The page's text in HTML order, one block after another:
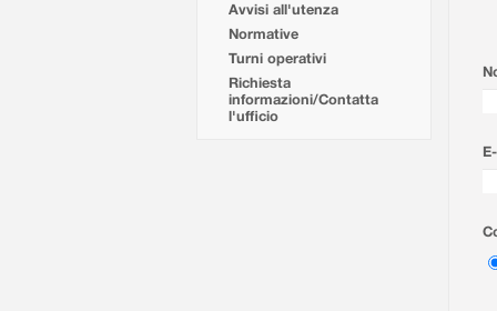
Avvisi all'utenza
Normative
Turni operativi
Richiesta
informazioni/Contatta
l'ufficio